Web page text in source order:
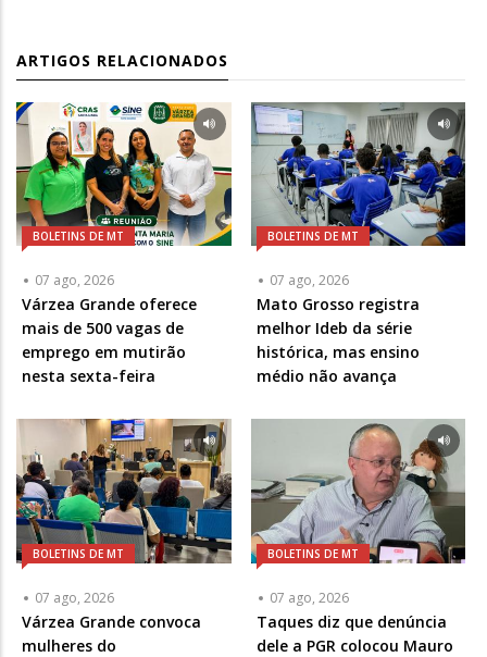
ARTIGOS RELACIONADOS
BOLETINS DE MT
07 ago, 2026
Várzea Grande oferece
mais de 500 vagas de
emprego em mutirão
nesta sexta-feira
BOLETINS DE MT
07 ago, 2026
Mato Grosso registra
melhor Ideb da série
histórica, mas ensino
médio não avança
BOLETINS DE MT
07 ago, 2026
Várzea Grande convoca
mulheres do
BOLETINS DE MT
07 ago, 2026
Taques diz que denúncia
dele a PGR colocou Mauro